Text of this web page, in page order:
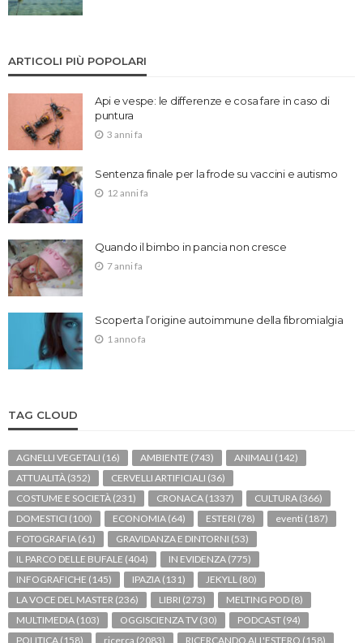
ARTICOLI PIÙ POPOLARI
Api e vespe: le differenze e cosa fare in caso di
puntura
3 anni fa
Sentenza finale per la frode su vaccini e autismo
12 anni fa
Quando il bimbo in pancia non cresce
7 anni fa
Scoperta l’origine autoimmune della fibromialgia
1 anno fa
TAG CLOUD
AGNELLI VEGETALI (16) AMBIENTE (743) ANIMALI (142)
ATTUALITÀ (352) CERVELLI ARTIFICIALI (36)
COSTUME E SOCIETÀ (231) CRONACA (1337) CULTURA (366)
DOMESTICI (100) ECONOMIA (64) ESTERI (78) eventi (187)
FOTOGRAFIA (61) GRAVIDANZA E DINTORNI (53)
IL PARCO DELLE BUFALE (404) IN EVIDENZA (775)
INFOGRAFICHE (145) IPAZIA (131) JEKYLL (80)
LA VOCE DEL MASTER (236) LIBRI (273) MELTING POD (8)
MULTIMEDIA (103) OGGISCIENZA TV (30) PODCAST (94)
POLITICA (158) ricerca (2083) RICERCANDO ALL'ESTERO (158)